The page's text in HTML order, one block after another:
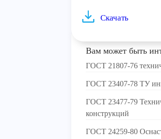
Скачать
Вам может быть
ГОСТ 21807-76
ГОСТ 23407-78 ТУ
ГОСТ 23477-79
конструкций
ГОСТ 24259-80